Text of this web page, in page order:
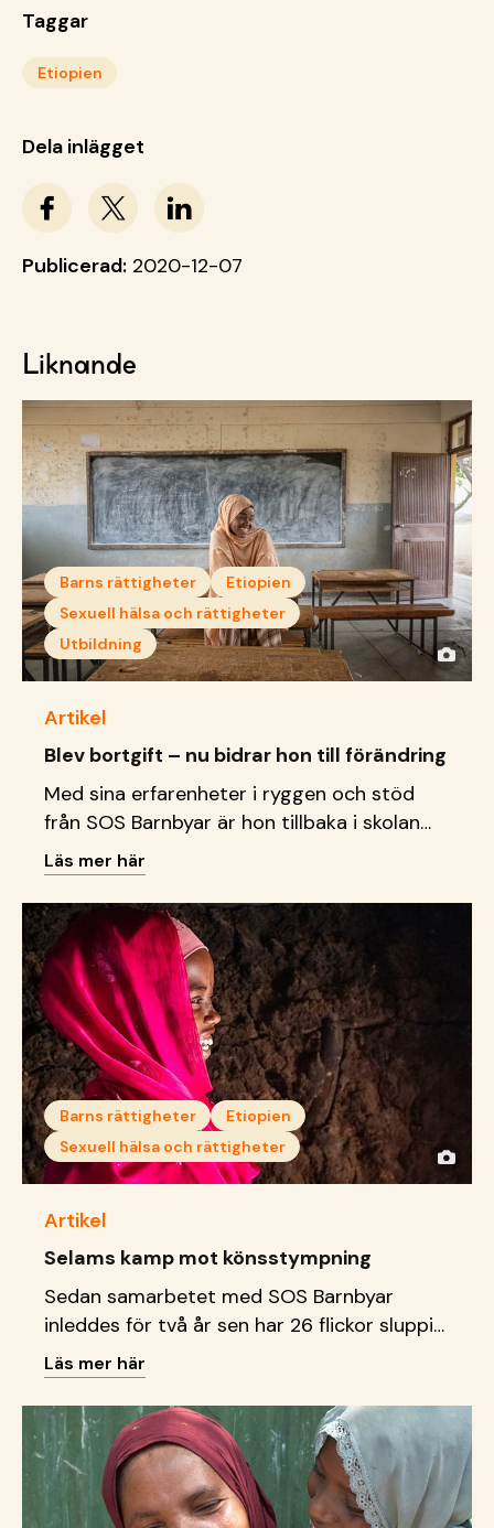
Taggar
Etiopien
Dela inlägget
Publicerad: 2020-12-07
Liknande
Barns rättigheter
Etiopien
Sexuell hälsa och rättigheter
Utbildning
Artikel
Blev bortgift – nu bidrar hon till förändring
Med sina erfarenheter i ryggen och stöd
från SOS Barnbyar är hon tillbaka i skolan
och bidrar nu till att förändra situationen
och bryta sociala stigman.
Läs mer här
Barns rättigheter
Etiopien
Sexuell hälsa och rättigheter
Artikel
Selams kamp mot könsstympning
Sedan samarbetet med SOS Barnbyar
inleddes för två år sen har 26 flickor sluppit
bli könsstympade.
Läs mer här